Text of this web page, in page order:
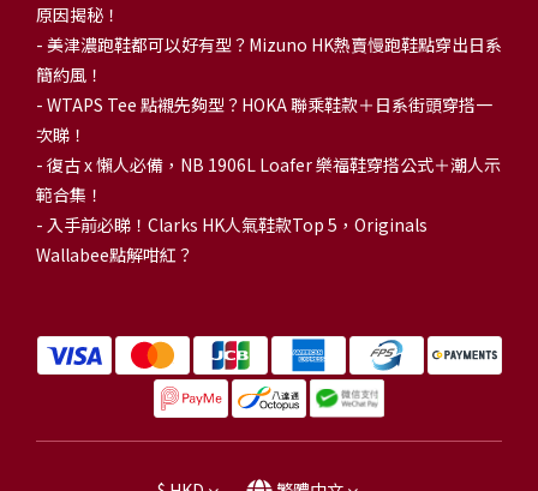
原因揭秘！
- 美津濃跑鞋都可以好有型？Mizuno HK熱賣慢跑鞋點穿出日系
簡約風！
- WTAPS Tee 點襯先夠型？HOKA 聯乘鞋款＋日系街頭穿搭一
次睇！
- 復古 x 懶人必備，NB 1906L Loafer 樂福鞋穿搭公式＋潮人示
範合集！
- 入手前必睇！Clarks HK人氣鞋款Top 5，Originals
Wallabee點解咁紅？